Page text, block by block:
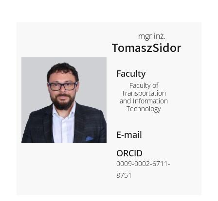
mgr inż.
TomaszSidor
Faculty
Faculty of
Transportation
and Information
Technology
E-mail
ORCID
0009-0002-6711-
8751